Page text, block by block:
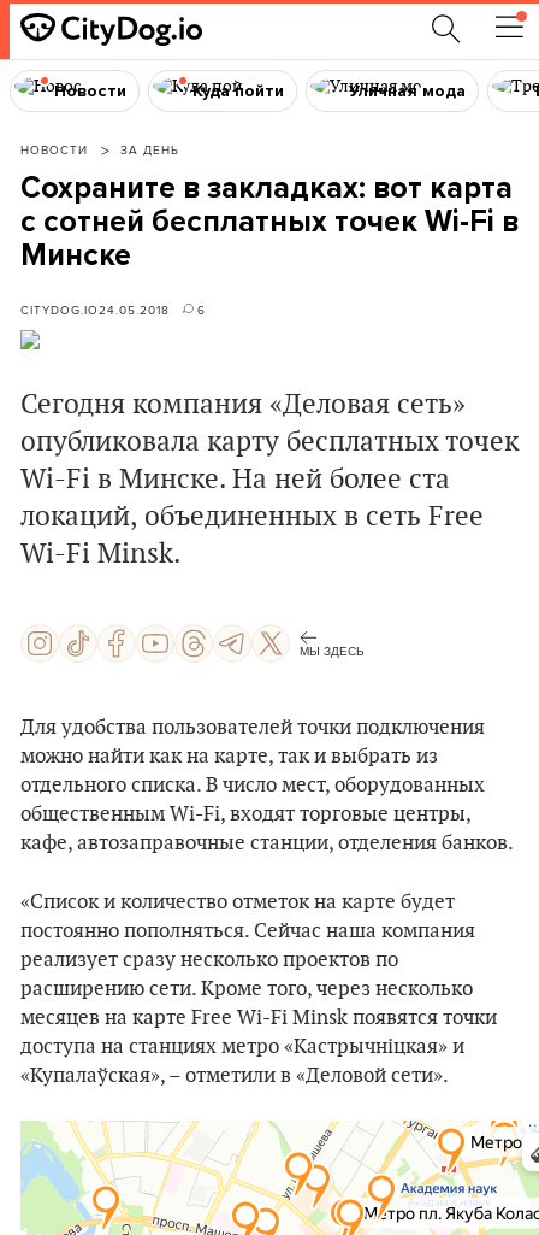
Новости Куда пойти Уличная мода
НОВОСТИ ЗА ДЕНЬ
Сохраните в закладках: вот карта
с сотней бесплатных точек Wi-Fi в
Минске
CITYDOG.IO24.05.2018 6
Сегодня компания «Деловая сеть»
опубликовала карту бесплатных точек
Wi-Fi в Минске. На ней более ста
локаций, объединенных в сеть Free
Wi-Fi Minsk.
МЫ ЗДЕСЬ
Для удобства пользователей точки подключения
можно найти как на карте, так и выбрать из
отдельного списка. В число мест, оборудованных
общественным Wi-Fi, входят торговые центры,
кафе, автозаправочные станции, отделения банков.
«Список и количество отметок на карте будет
постоянно пополняться. Сейчас наша компания
реализует сразу несколько проектов по
расширению сети. Кроме того, через несколько
месяцев на карте Free Wi-Fi Minsk появятся точки
доступа на станциях метро «Кастрычніцкая» и
«Купалаўская», – отметили в «Деловой сети».